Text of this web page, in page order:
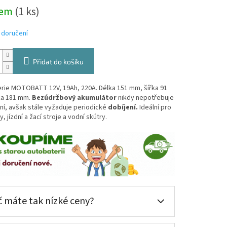
(1 ks)
Přidat do košíku
MOTOBATT 12V, 19Ah, 220A. Délka 151 mm, šířka 91
181 mm. Bezúdržbový akumulátornikdy nepotřebuje
avšak stále vyžaduje periodické dobíjení. Ideální pro
jízdní a žací stroje a vodní skútry.
máte tak nízké ceny?